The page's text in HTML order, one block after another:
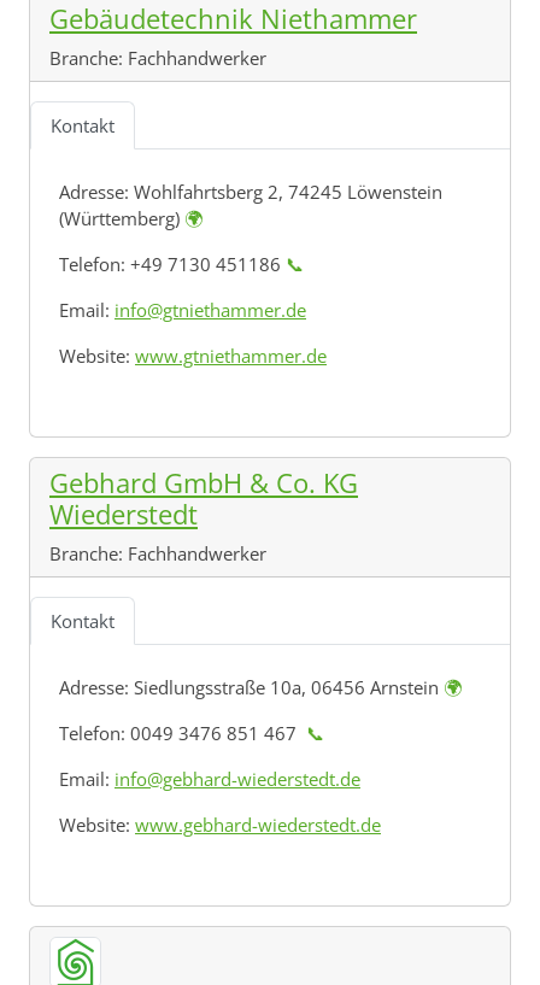
Gebäudetechnik Niethammer
Branche: Fachhandwerker
Kontakt
Adresse: Wohlfahrtsberg 2, 74245 Löwenstein
(Württemberg) 🌍
Telefon: +49 7130 451186 📞
Email: info@gtniethammer.de
Website: www.gtniethammer.de
Gebhard GmbH & Co. KG
Wiederstedt
Branche: Fachhandwerker
Kontakt
Adresse: Siedlungsstraße 10a, 06456 Arnstein 🌍
Telefon: 0049 3476 851 467 📞
Email: info@gebhard-wiederstedt.de
Website: www.gebhard-wiederstedt.de